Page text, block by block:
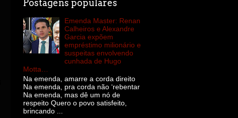
Postagens populares
Emenda Master: Renan
Calheiros e Alexandre
Garcia expõem
empréstimo milionário e
suspeitas envolvendo
cunhada de Hugo
Motta…
Na emenda, amarre a corda direito
Na emenda, pra corda não ‘rebentar
Na emenda, mas dê um nó de
respeito Quero o povo satisfeito,
brincando ...